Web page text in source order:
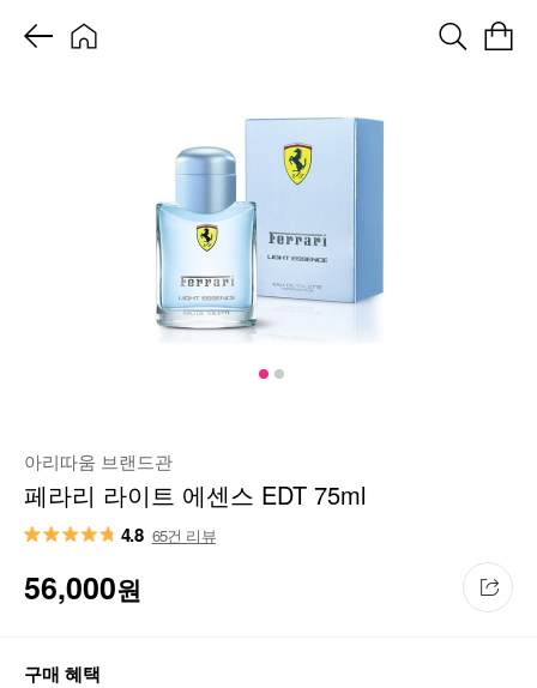
아리따움 브랜드관
페라리 라이트 에센스 EDT 75ml
4.8 65건 리뷰
56,000원
구매 혜택